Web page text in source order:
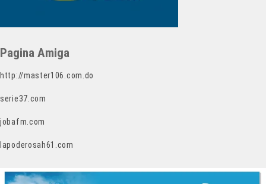
Pagina Amiga
http://master106.com.do
serie37.com
jobafm.com
lapoderosah61.com